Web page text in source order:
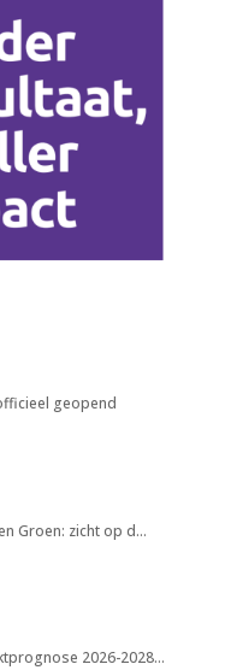
geopend
Groen: zicht op d…
2026-2028…